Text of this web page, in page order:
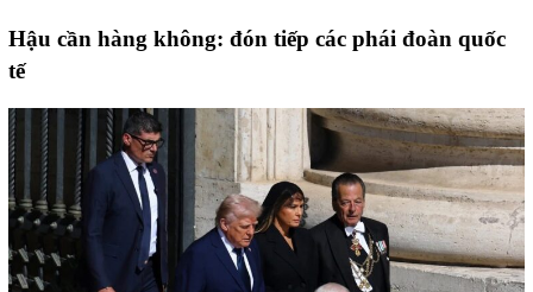
Hậu cần hàng không: đón tiếp các phái đoàn quốc
tế